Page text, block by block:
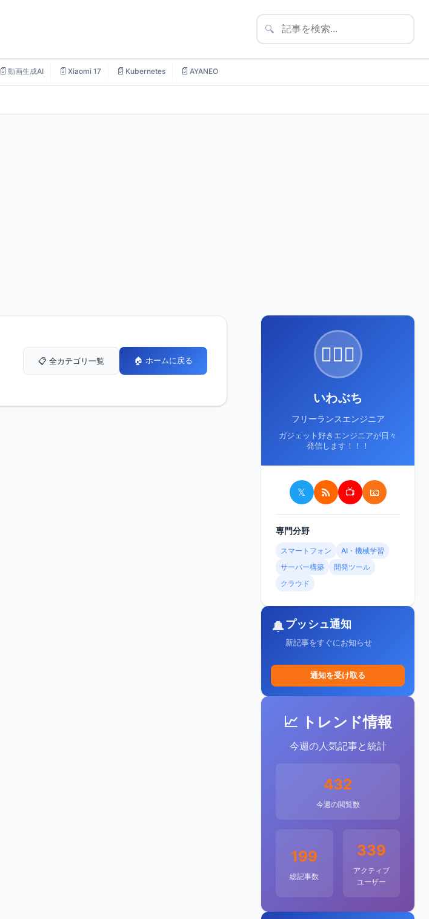
🔍
📄 動画生成AI 📄 Xiaomi 17 📄 Kubernetes 📄 AYANEO
📋 全カテゴリ一覧 🏠 ホームに戻る 🙋🏻‍♂️
いわぶち
フリーランスエンジニア
ガジェット好きエンジニアが日々
発信します！！！
𝕏 📺 📧
専門分野
スマートフォン
AI・機械学習
サーバー構築
開発ツール
クラウド
🔔プッシュ通知
新記事をすぐにお知らせ
通知を受け取る
📈 トレンド情報
今週の人気記事と統計
432
今週の閲覧数
199
総記事数
339
アクティブ
ユーザー